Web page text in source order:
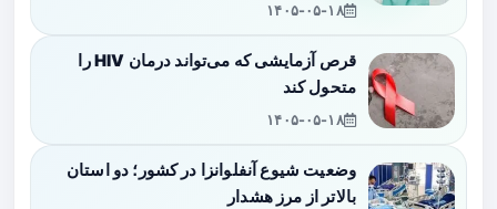
۱۴۰۵-۰۵-۱۸
قرص آزمایشی که می‌تواند درمان HIV را
متحول کند
۱۴۰۵-۰۵-۱۸
وضعیت شیوع آنفلوانزا در کشور؛ دو استان
بالاتر از مرز هشدار